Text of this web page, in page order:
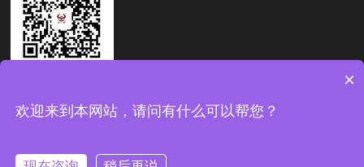
×
欢迎来到本网站，请问有什么可以帮您？